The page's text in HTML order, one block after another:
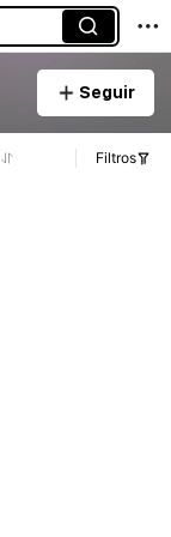
Seguir
Filtros